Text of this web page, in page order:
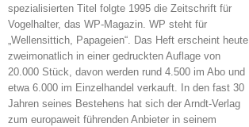
spezialisierten Titel folgte 1995 die Zeitschrift für
Vogelhalter, das WP-Magazin. WP steht für
„Wellensittich, Papageien“. Das Heft erscheint heute
zweimonatlich in einer gedruckten Auflage von
20.000 Stück, davon werden rund 4.500 im Abo und
etwa 6.000 im Einzelhandel verkauft. In den fast 30
Jahren seines Bestehens hat sich der Arndt-Verlag
zum europaweit führenden Anbieter in seinem